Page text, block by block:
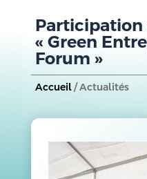
Participation
« Green
Forum »
Accueil/ Actualités